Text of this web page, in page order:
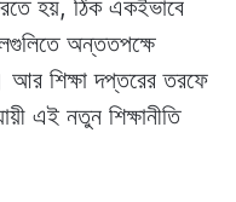
হয়, ঠিক একইভাবে
অন্ততপক্ষে
আর শিক্ষা দপ্তরের তরফে
এই নতুন শিক্ষানীতি